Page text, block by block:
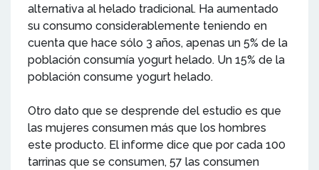
alternativa al helado tradicional. Ha aumentado
su consumo considerablemente teniendo en
cuenta que hace sólo 3 años, apenas un 5% de la
población consumía yogurt helado. Un 15% de la
población consume yogurt helado.
Otro dato que se desprende del estudio es que
las mujeres consumen más que los hombres
este producto. El informe dice que por cada 100
tarrinas que se consumen, 57 las consumen